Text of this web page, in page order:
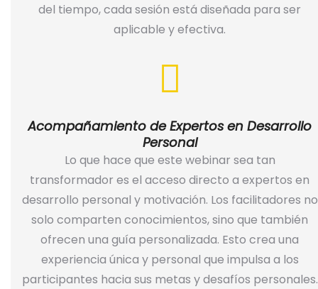
del tiempo, cada sesión está diseñada para ser
aplicable y efectiva.
Acompañamiento de Expertos en Desarrollo
Personal
Lo que hace que este webinar sea tan
transformador es el acceso directo a expertos en
desarrollo personal y motivación. Los facilitadores no
solo comparten conocimientos, sino que también
ofrecen una guía personalizada. Esto crea una
experiencia única y personal que impulsa a los
participantes hacia sus metas y desafíos personales.